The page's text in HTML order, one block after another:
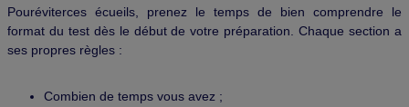
Pouréviterces écueils, prenez le temps de bien comprendre le
format du test dès le début de votre préparation. Chaque section a
ses propres règles :
Combien de temps vous avez ;